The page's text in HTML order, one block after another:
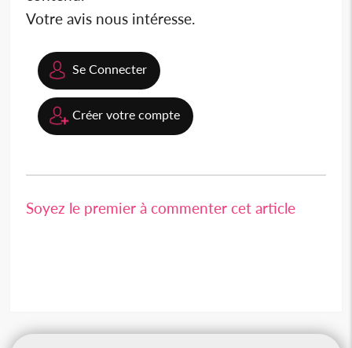
Votre avis nous intéresse.
Se Connecter
Créer votre compte
Soyez le premier à commenter cet article